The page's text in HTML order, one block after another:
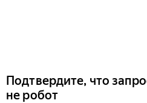
Подтвердите, что
не робот